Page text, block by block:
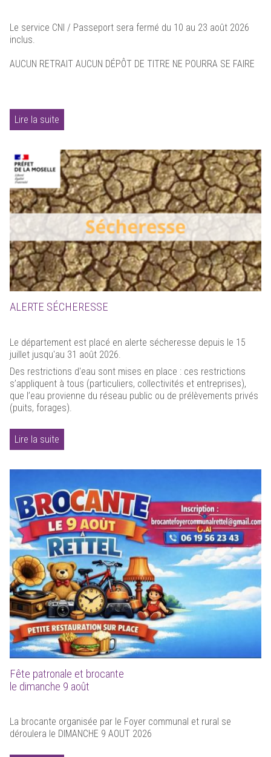
Le service CNI / Passeport sera fermé du 10 au 23 août 2026
inclus.
AUCUN RETRAIT AUCUN DÉPÔT DE TITRE NE POURRA SE FAIRE
Lire la suite
ALERTE SÉCHERESSE
Le département est placé en alerte sécheresse depuis le 15
juillet jusqu'au 31 août 2026.
Des restrictions d'eau sont mises en place : ces restrictions
s’appliquent à tous (particuliers, collectivités et entreprises),
que l’eau provienne du réseau public ou de prélèvements privés
(puits, forages).
Lire la suite
Fête patronale et brocante
le dimanche 9 août
La brocante organisée par le Foyer communal et rural se
déroulera le DIMANCHE 9 AOUT 2026